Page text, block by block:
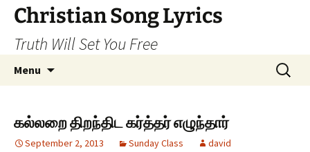
Skip
content
Christian Song Lyrics
Truth Will Set You Free
Menu
Search
for:
கல்லறை திறந்திட கர்த்தர் எழுந்தார்
September 2, 2013 Sunday Class david